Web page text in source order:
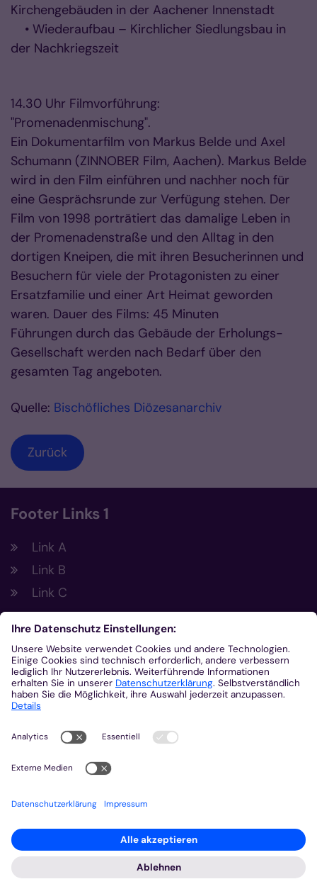
Kirchengebäuden in der Aachener Innenstadt
• Wiederaufbau – Kirchlicher Siedlungsbau in
der Nachkriegszeit
14.30 Uhr Filmvorführung:
"Promenadenmischung".
Ein Dokumentarfilm von Markus Belde und Axel
Schumann (ZINNOBER Film, Aachen). Markus Belde
wird in den Film einführen und nachher noch für
eine Gesprächsrunde zur Verfügung stehen. Der
Film von 1998 porträtiert das damalige Leben in
der Promenadenstraße und den Alltag in den
dortigen Kneipen, die mit ihren Besucherinnen und
Besuchern für viele der Protagonisten zu einer
Ersatzfamilie und einer Art Heimat geworden
waren. Dauer des Films: 45 Minuten
Führungen durch das Gebäude der Erholungs-
Gesellschaft werden nach Bedarf über den
gesamten Tag angeboten.
Quelle: Bischöfliches Diözesanarchiv
Zurück
Footer Links 1
Link A
Link B
Link C
Footer Links 2
Link A
Link B
Link C
Kontakt
Gemeinsam.Vernetzt.Digital
Domplatz
55116 Mainz